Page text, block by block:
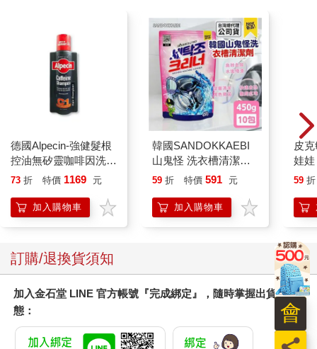
德國Alpecin-強健髮根
控油無矽靈咖啡因洗髮
凝露375ml/瓶-C1強健
調理頭皮洗髮液/0矽靈
滋潤洗頭髮水/一般髮
73 折 特價 1169 元
加入購物車
韓國SANDOKKAEBI
山鬼怪 洗衣槽清潔劑
450公克-10包組
59 折 特價 591 元
加入購物車
皮
娃
子
易
59 折
訂購/退換貨須知
加入金石堂 LINE 官方帳號『完成綁定』，隨時掌握出貨動
態：
會